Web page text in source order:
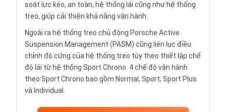
soát lực kéo, an toàn, hệ thống lái cũng như hệ thống
treo, giúp cải thiện khả năng vận hành.
Ngoài ra hệ thống treo chủ động Porsche Active
Suspension Management (PASM) cũng liên lục điều
chỉnh độ cứng của hệ thống treo tùy theo thiết lập chế
độ lái từ hệ thống Sport Chrono. 4 chế độ vận hành
theo Sport Chrono bao gồm Normal, Sport, Sport Plus
và Individual.